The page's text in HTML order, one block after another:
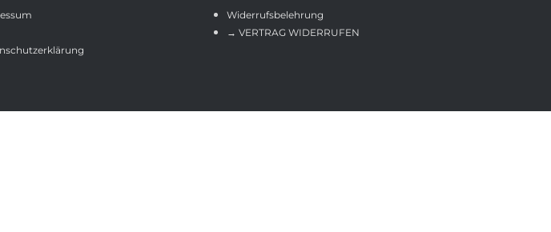
Widerrufsbelehrung
→ VERTRAG WIDERRUFEN